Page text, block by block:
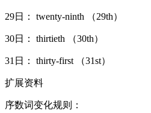
29日： twenty-ninth （29th）
30日： thirtieth （30th）
31日： thirty-first （31st）
扩展资料
序数词变化规则：